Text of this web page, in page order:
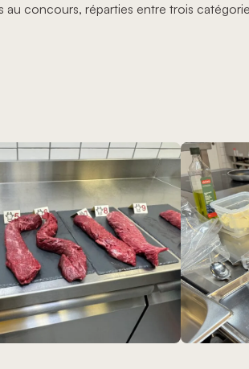
au concours, réparties entre trois